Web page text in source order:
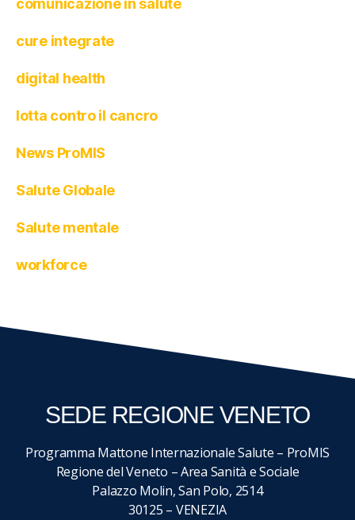
comunicazione in salute
cure integrate
digital health
lotta contro il cancro
News ProMIS
Salute Globale
Salute mentale
workforce
SEDE REGIONE VENETO
Programma Mattone Internazionale Salute – ProMIS
Regione del Veneto – Area Sanità e Sociale
Palazzo Molin, San Polo, 2514
30125 – VENEZIA